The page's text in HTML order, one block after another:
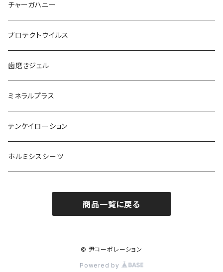
チャーガハニー
プロテクトウイルス
歯磨きジェル
ミネラルプラス
テンケイローション
ホルミシスシーツ
商品一覧に戻る
© 尹コーポレーション
Powered by